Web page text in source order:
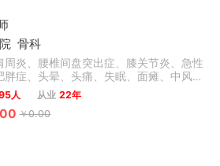
骨科
周炎、腰椎间盘突出症、膝关节炎、急性
症、头晕、头痛、失眠、面瘫、中风偏
弯、高低肩、长短腿、骨盆倾斜、上下交
脊柱炎、颈肩腰腿疼痛类疾病及脊柱健康
人 从业 22年
￥0.00